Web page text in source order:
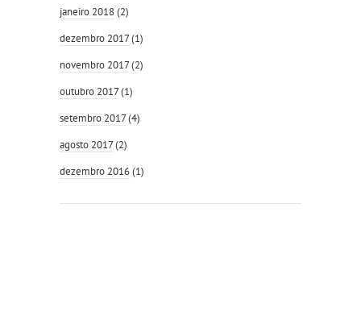
janeiro 2018(2)
dezembro 2017(1)
novembro 2017(2)
outubro 2017(1)
setembro 2017(4)
agosto 2017(2)
dezembro 2016(1)